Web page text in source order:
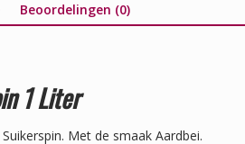
Beoordelingen (0)
1 Liter
Met de smaak Aardbei.